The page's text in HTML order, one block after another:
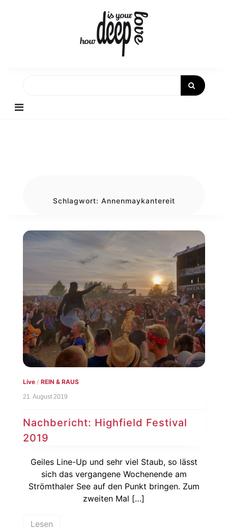
Schlagwort: Annenmaykantereit
Live/ REIN & RAUS
21. August 2019
Nachbericht: Highfield Festival
2019
Geiles Line-Up und sehr viel Staub, so lässt
sich das vergangene Wochenende am
Strömthaler See auf den Punkt bringen. Zum
zweiten Mal […]
Lesen